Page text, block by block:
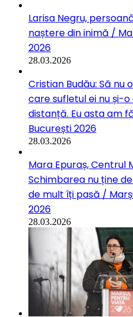
Larisa Negru,
naștere din inimă /
2026
28.03.2026
Cristian Budău: Să nu
care sufletul ei nu și-
distanță. Eu asta am
București 2026
28.03.2026
Mara Epuraș, Centrul
Schimbarea nu ține
de mult îți pasă /
2026
28.03.2026